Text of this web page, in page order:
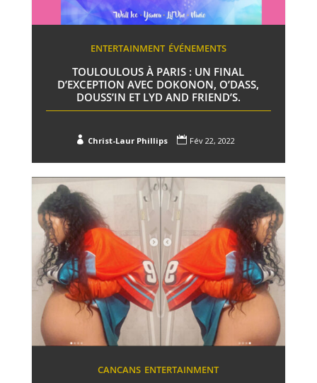
ENTERTAINMENT ÉVÉNEMENTS
TOULOULOUS À PARIS : UN FINAL
D’EXCEPTION AVEC DOKONON, O’DASS,
DOUSS’IN ET LYD AND FRIEND’S.
 Christ-Laur Phillips  Fév 22, 2022
CANCANS ENTERTAINMENT